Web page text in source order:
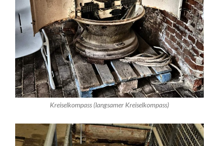
Kreiselkompass (langsamer Kreiselkompass)